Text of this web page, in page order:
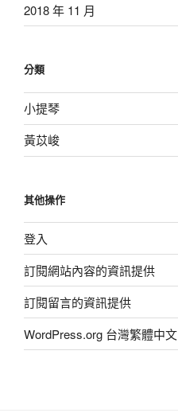
2018 年 11 月
分類
小提琴
黃苡峻
其他操作
登入
訂閱網站內容的資訊提供
訂閱留言的資訊提供
WordPress.org 台灣繁體中文